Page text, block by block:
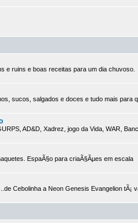
e ruins e boas receitas para um dia chuvoso.
sucos, salgados e doces e tudo mais para
AD&D, Xadrez, jogo da Vida, WAR,
EspaÃ§o para criaÃ§Ãµes em escala
Cebolinha a Neon Genesis Evangelion tÃ¡